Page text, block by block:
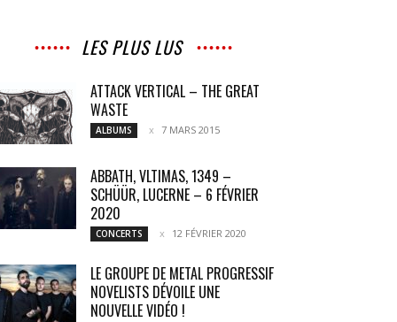
LES PLUS LUS
ATTACK VERTICAL – THE GREAT
WASTE
ALBUMS 7 MARS 2015
ABBATH, VLTIMAS, 1349 –
SCHÜÜR, LUCERNE – 6 FÉVRIER
2020
CONCERTS 12 FÉVRIER 2020
LE GROUPE DE METAL PROGRESSIF
NOVELISTS DÉVOILE UNE
NOUVELLE VIDÉO !